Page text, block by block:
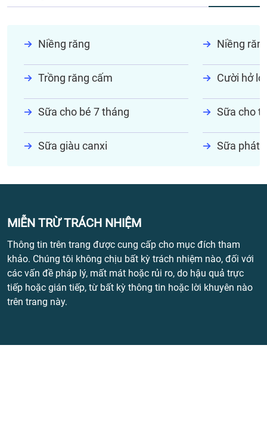
Niềng răng Niềng
Trồng răng cấm Cười hở lợi
Sữa cho bé 7 tháng Sữa cho
Sữa giàu canxi Sữa phát
MIỄN TRỪ TRÁCH NHIỆM
Thông tin trên trang được cung cấp cho mục đích tham
khảo. Chúng tôi không chịu bất kỳ trách nhiệm nào, đối với
các vấn đề pháp lý, mất mát hoặc rủi ro, do hậu quả trực
tiếp hoặc gián tiếp, từ bất kỳ thông tin hoặc lời khuyên nào
trên trang này.